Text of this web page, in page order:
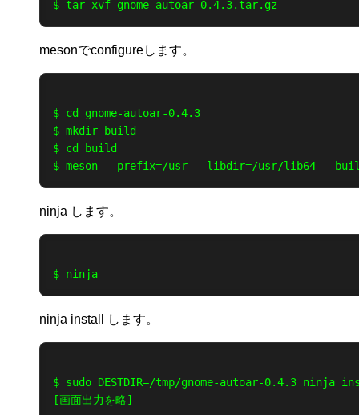
mesonでconfigureします。
$ cd gnome-autoar-0.4.3
$ mkdir build
$ cd build
ninja します。
ninja install します。
$ sudo DESTDIR=/tmp/gnome-autoar-0.4.3 ninja